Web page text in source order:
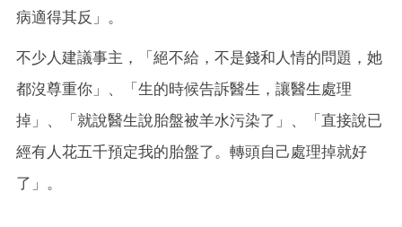
病適得其反」。
不少人建議事主，「絕不給，不是錢和人情的問題，她
都沒尊重你」、「生的時候告訴醫生，讓醫生處理
掉」、「就說醫生說胎盤被羊水污染了」、「直接說已
經有人花五千預定我的胎盤了。轉頭自己處理掉就好
了」。